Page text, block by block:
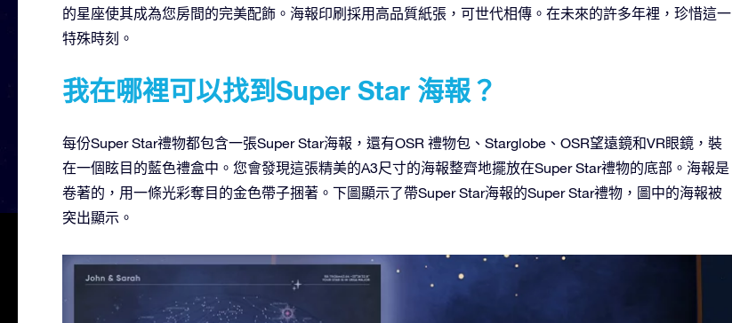
的星座使其成為您房間的完美配飾。海報印刷採用高品質紙張，可世代相傳。在未來的許多年裡，珍惜這一
特殊時刻。
我在哪裡可以找到Super Star 海報？
每份Super Star禮物都包含一張Super Star海報，還有OSR 禮物包、Starglobe、OSR望遠鏡和VR眼鏡，裝
在一個眩目的藍色禮盒中。您會發現這張精美的A3尺寸的海報整齊地擺放在Super Star禮物的底部。海報是
卷著的，用一條光彩奪目的金色帶子捆著。下圖顯示了帶Super Star海報的Super Star禮物，圖中的海報被
突出顯示。